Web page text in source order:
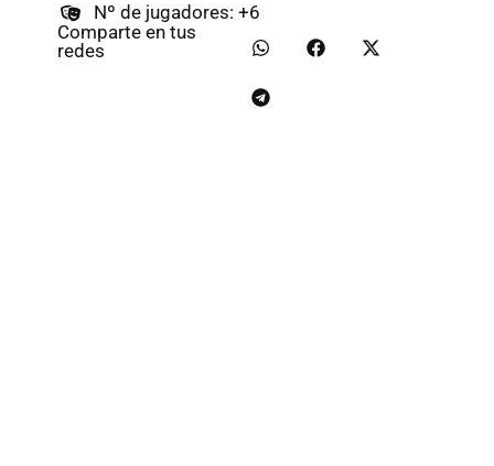
Nº de jugadores: +6
Comparte en tus
redes